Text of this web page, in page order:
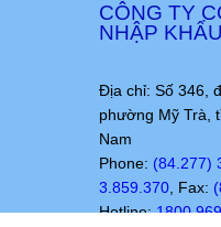
CÔNG TY
NHẬP
Địa chỉ: Số 346,
phường Mỹ Trà,
Nam
Phone: (84.277)
3.859.370, Fax:
Hotline: